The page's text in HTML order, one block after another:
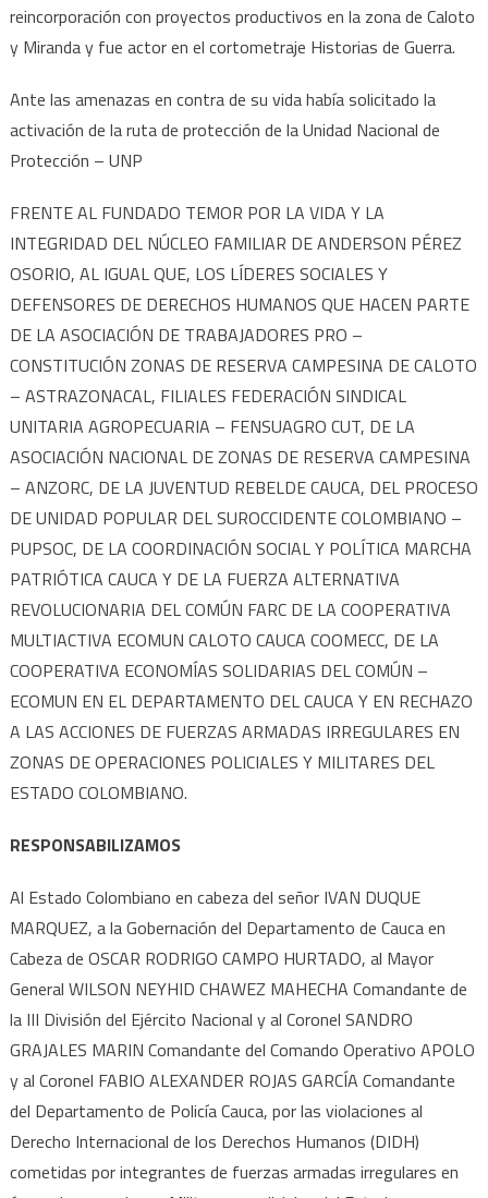
reincorporación con proyectos productivos en la zona de Caloto
y Miranda y fue actor en el cortometraje Historias de Guerra.
Ante las amenazas en contra de su vida había solicitado la
activación de la ruta de protección de la Unidad Nacional de
Protección – UNP
FRENTE AL FUNDADO TEMOR POR LA VIDA Y LA
INTEGRIDAD DEL NÚCLEO FAMILIAR DE ANDERSON PÉREZ
OSORIO, AL IGUAL QUE, LOS LÍDERES SOCIALES Y
DEFENSORES DE DERECHOS HUMANOS QUE HACEN PARTE
DE LA ASOCIACIÓN DE TRABAJADORES PRO –
CONSTITUCIÓN ZONAS DE RESERVA CAMPESINA DE CALOTO
– ASTRAZONACAL, FILIALES FEDERACIÓN SINDICAL
UNITARIA AGROPECUARIA – FENSUAGRO CUT, DE LA
ASOCIACIÓN NACIONAL DE ZONAS DE RESERVA CAMPESINA
– ANZORC, DE LA JUVENTUD REBELDE CAUCA, DEL PROCESO
DE UNIDAD POPULAR DEL SUROCCIDENTE COLOMBIANO –
PUPSOC, DE LA COORDINACIÓN SOCIAL Y POLÍTICA MARCHA
PATRIÓTICA CAUCA Y DE LA FUERZA ALTERNATIVA
REVOLUCIONARIA DEL COMÚN FARC DE LA COOPERATIVA
MULTIACTIVA ECOMUN CALOTO CAUCA COOMECC, DE LA
COOPERATIVA ECONOMÍAS SOLIDARIAS DEL COMÚN –
ECOMUN EN EL DEPARTAMENTO DEL CAUCA Y EN RECHAZO
A LAS ACCIONES DE FUERZAS ARMADAS IRREGULARES EN
ZONAS DE OPERACIONES POLICIALES Y MILITARES DEL
ESTADO COLOMBIANO.
RESPONSABILIZAMOS
Al Estado Colombiano en cabeza del señor IVAN DUQUE
MARQUEZ, a la Gobernación del Departamento de Cauca en
Cabeza de OSCAR RODRIGO CAMPO HURTADO, al Mayor
General WILSON NEYHID CHAWEZ MAHECHA Comandante de
la III División del Ejército Nacional y al Coronel SANDRO
GRAJALES MARIN Comandante del Comando Operativo APOLO
y al Coronel FABIO ALEXANDER ROJAS GARCÍA Comandante
del Departamento de Policía Cauca, por las violaciones al
Derecho Internacional de los Derechos Humanos (DIDH)
cometidas por integrantes de fuerzas armadas irregulares en